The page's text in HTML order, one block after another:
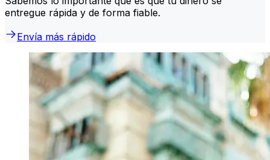
entregue rápida y de forma fiable.
Envía más rápido